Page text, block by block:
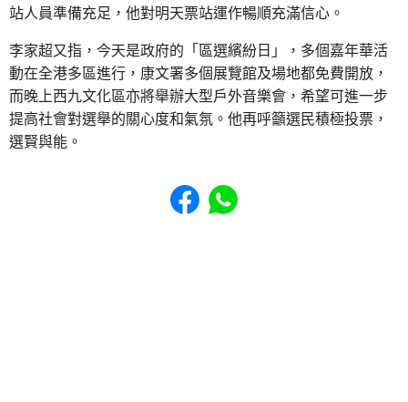
站人員準備充足，他對明天票站運作暢順充滿信心。
李家超又指，今天是政府的「區選繽紛日」，多個嘉年華活
動在全港多區進行，康文署多個展覽館及場地都免費開放，
而晚上西九文化區亦將舉辦大型戶外音樂會，希望可進一步
提高社會對選舉的關心度和氣氛。他再呼籲選民積極投票，
選賢與能。
Share to Facebook
Share to WhatsApp